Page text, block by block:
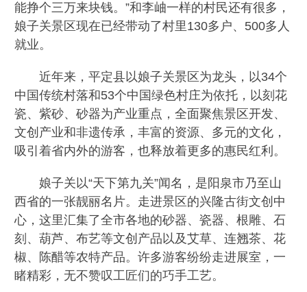
能挣个三万来块钱。”和李岫一样的村民还有很多，
娘子关景区现在已经带动了村里130多户、500多人
就业。
近年来，平定县以娘子关景区为龙头，以34个
中国传统村落和53个中国绿色村庄为依托，以刻花
瓷、紫砂、砂器为产业重点，全面聚焦景区开发、
文创产业和非遗传承，丰富的资源、多元的文化，
吸引着省内外的游客，也释放着更多的惠民红利。
娘子关以“天下第九关”闻名，是阳泉市乃至山
西省的一张靓丽名片。走进景区的兴隆古街文创中
心，这里汇集了全市各地的砂器、瓷器、根雕、石
刻、葫芦、布艺等文创产品以及艾草、连翘茶、花
椒、陈醋等农特产品。许多游客纷纷走进展室，一
睹精彩，无不赞叹工匠们的巧手工艺。